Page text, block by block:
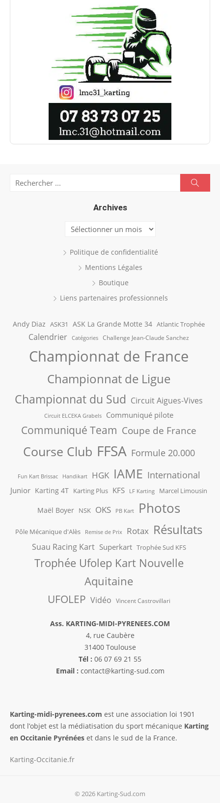
Archives
Archives
Politique de confidentialité
Mentions Légales
Boutique
Liens partenaires professionnels
Andy Diaz ASK31 ASK La Grande Motte 34 Atlantic Trophée
Calendrier Catégories Challenge Jean-Claude Sanchez
Championnat de France
Championnat de Ligue
Championnat du Sud Circuit Aigues-Vives
Circuit ELCEKA Grabels Communiqué pilote
Communiqué Team Coupe de France
Course Club FFSA Formule 20.000
Fun Kart Brissac Handikart HGK IAME International
Junior Karting 4T Karting Plus KFS LF Karting Marcel Limousin
Maël Boyer NSK OKS PB Kart Photos
Pôle Mécanique d'Alès Remise de Prix Rotax Résultats
Suau Racing Kart Superkart Trophée Sud KFS
Trophée Ufolep Kart Nouvelle
Aquitaine
UFOLEP Vidéo Vincent Castrovillari
Ass. KARTING-MIDI-PYRENEES.COM
4, rue Caubère
31400 Toulouse
Tél : 06 07 69 21 55
Email : contact@karting-sud.com
Karting-midi-pyrenees.com est une association loi 1901
dont l’objet est la médiatisation du sport mécanique Karting
en Occitanie Pyrénées et dans le sud de la France.
Karting-Occitanie.fr
© 2026 Karting-Sud.com